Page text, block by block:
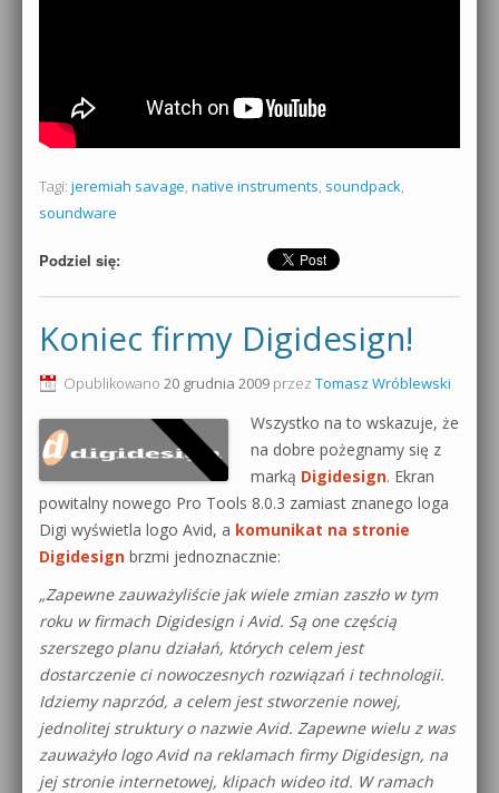
Tagi: jeremiah savage, native instruments, soundpack,
soundware
Podziel się:
Koniec firmy Digidesign!
Opublikowano 20 grudnia 2009 przez Tomasz Wróblewski
Wszystko na to wskazuje, że
na dobre pożegnamy się z
marką Digidesign. Ekran
powitalny nowego Pro Tools 8.0.3 zamiast znanego loga
Digi wyświetla logo Avid, a komunikat na stronie
Digidesign brzmi jednoznacznie:
„Zapewne zauważyliście jak wiele zmian zaszło w tym
roku w firmach Digidesign i Avid. Są one częścią
szerszego planu działań, których celem jest
dostarczenie ci nowoczesnych rozwiązań i technologii.
Idziemy naprzód, a celem jest stworzenie nowej,
jednolitej struktury o nazwie Avid. Zapewne wielu z was
zauważyło logo Avid na reklamach firmy Digidesign, na
jej stronie internetowej, klipach wideo itd. W ramach